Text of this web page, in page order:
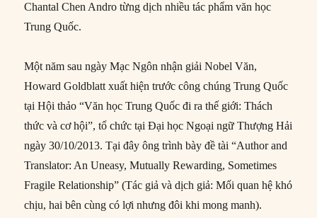
Chantal Chen Andro từng dịch nhiều tác phẩm văn học
Trung Quốc.
Một năm sau ngày Mạc Ngôn nhận giải Nobel Văn,
Howard Goldblatt xuất hiện trước công chúng Trung Quốc
tại Hội thảo “Văn học Trung Quốc đi ra thế giới: Thách
thức và cơ hội”, tổ chức tại Đại học Ngoại ngữ Thượng Hải
ngày 30/10/2013. Tại đây ông trình bày đề tài “Author and
Translator: An Uneasy, Mutually Rewarding, Sometimes
Fragile Relationship” (Tác giả và dịch giả: Mối quan hệ khó
chịu, hai bên cùng có lợi nhưng đôi khi mong manh).